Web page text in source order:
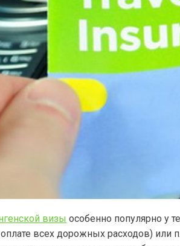
визы особенно популярно у
всех дорожных расходов) или